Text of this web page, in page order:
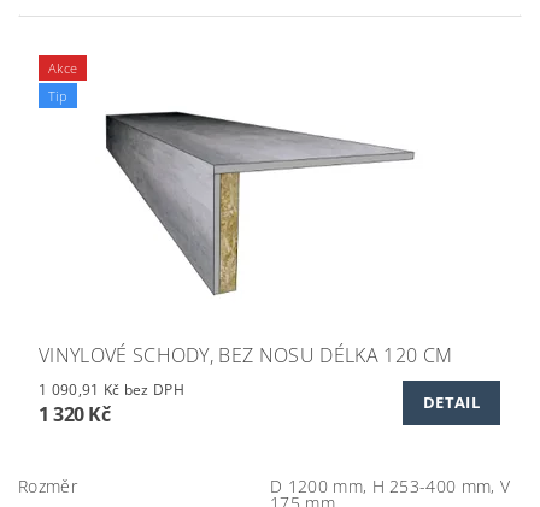
Akce
Tip
VINYLOVÉ SCHODY, BEZ NOSU DÉLKA 120 CM
1 090,91 Kč bez DPH
1 320 Kč DETAIL
Rozměr D 1200 mm, H 253-400 mm, V
175 mm